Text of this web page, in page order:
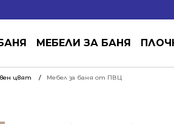
МЕБЕЛИ ЗА БАНЯ
цвят Мебел за баня от ПВЦ